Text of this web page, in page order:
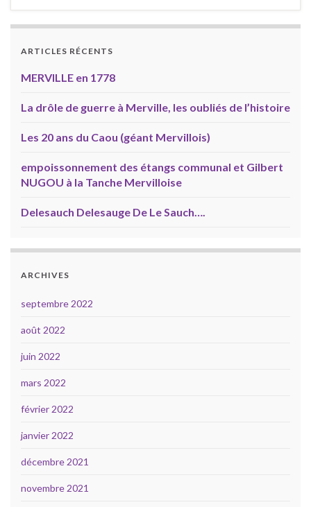
ARTICLES RÉCENTS
MERVILLE en 1778
La drôle de guerre à Merville, les oubliés de l’histoire
Les 20 ans du Caou (géant Mervillois)
empoissonnement des étangs communal et Gilbert
NUGOU à la Tanche Mervilloise
Delesauch Delesauge De Le Sauch….
ARCHIVES
septembre 2022
août 2022
juin 2022
mars 2022
février 2022
janvier 2022
décembre 2021
novembre 2021